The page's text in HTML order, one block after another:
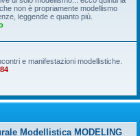
non è propriamente modellismo
leggende e quanto più.
e manifestazioni modellistiche.
Modellistica MODELING